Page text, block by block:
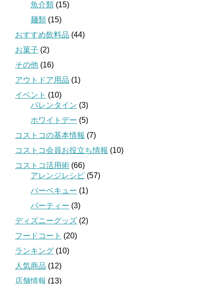
魚介類 (15)
麺類 (15)
おすすめ飲料品 (44)
お菓子 (2)
その他 (16)
アウトドア用品 (1)
イベント (10)
バレンタイン (3)
ホワイトデー (5)
コストコの基本情報 (7)
コストコ会員お役立ち情報 (10)
コストコ活用術 (66)
アレンジレシピ (57)
バーベキュー (1)
パーティー (3)
ディズニーグッズ (2)
フードコート (20)
ランキング (10)
人気商品 (12)
店舗情報 (13)